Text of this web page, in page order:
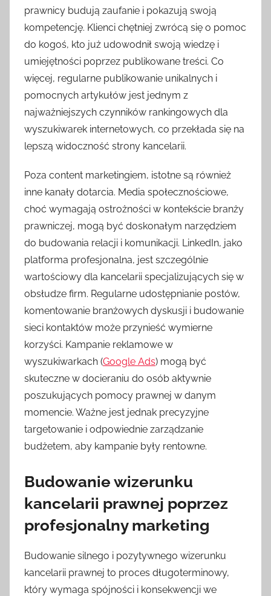
prawnicy budują zaufanie i pokazują swoją
kompetencję. Klienci chętniej zwrócą się o pomoc
do kogoś, kto już udowodnił swoją wiedzę i
umiejętności poprzez publikowane treści. Co
więcej, regularne publikowanie unikalnych i
pomocnych artykułów jest jednym z
najważniejszych czynników rankingowych dla
wyszukiwarek internetowych, co przekłada się na
lepszą widoczność strony kancelarii.
Poza content marketingiem, istotne są również
inne kanały dotarcia. Media społecznościowe,
choć wymagają ostrożności w kontekście branży
prawniczej, mogą być doskonałym narzędziem
do budowania relacji i komunikacji. LinkedIn, jako
platforma profesjonalna, jest szczególnie
wartościowy dla kancelarii specjalizujących się w
obsłudze firm. Regularne udostępnianie postów,
komentowanie branżowych dyskusji i budowanie
sieci kontaktów może przynieść wymierne
korzyści. Kampanie reklamowe w
wyszukiwarkach (Google Ads) mogą być
skuteczne w docieraniu do osób aktywnie
poszukujących pomocy prawnej w danym
momencie. Ważne jest jednak precyzyjne
targetowanie i odpowiednie zarządzanie
budżetem, aby kampanie były rentowne.
Budowanie wizerunku
kancelarii prawnej poprzez
profesjonalny marketing
Budowanie silnego i pozytywnego wizerunku
kancelarii prawnej to proces długoterminowy,
który wymaga spójności i konsekwencji we